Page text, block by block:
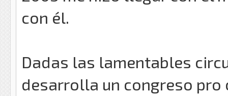
con él.
Dadas las lamentables
desarrolla un congreso